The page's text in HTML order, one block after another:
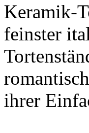
Keramik-
feinster
ihrer